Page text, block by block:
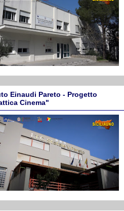
Einaudi Pareto - Progetto
Cinema"